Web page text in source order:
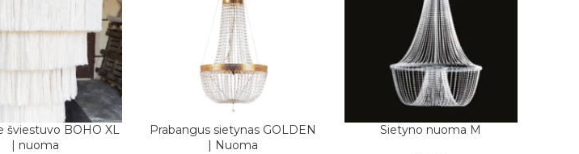
DATAS
šviestuvo BOHO XL
| nuoma
PASIRINKITE DATAS
Prabangus sietynas GOLDEN
| Nuoma
Į KREPŠELĮSietyno nuoma M